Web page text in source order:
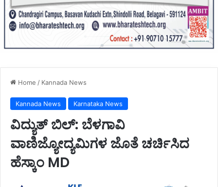
Home / Kannada News
Kannada News Karnataka News
ವಿದ್ಯುತ್ ಬಿಲ್: ಬೆಳಗಾವಿ
ವಾಣಿಜ್ಯೋದ್ಯಮಿಗಳ ಜೊತೆ ಚರ್ಚಿಸಿದ
ಹೆಸ್ಕಾಂ MD